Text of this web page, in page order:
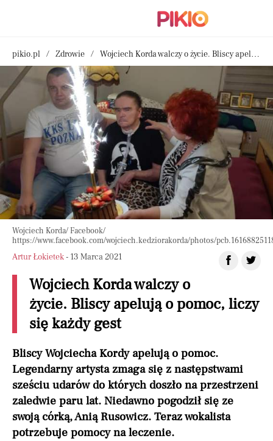
pikio.pl Zdrowie Wojciech Korda walczy o życie. Bliscy apelują o pomoc, liczy się każdy gest
Wojciech Korda/ Facebook/
https://www.facebook.com/wojciech.kedziorakorda/photos/
Artur Łokietek- 13 Marca 2021
Wojciech Korda walczy o
życie. Bliscy apelują o pomoc, liczy
się każdy gest
Bliscy Wojciecha Kordy apelują o pomoc.
Legendarny artysta zmaga się z następstwami
sześciu udarów do których doszło na przestrzeni
zaledwie paru lat. Niedawno pogodził się ze
swoją córką, Anią Rusowicz. Teraz wokalista
potrzebuje pomocy na leczenie.